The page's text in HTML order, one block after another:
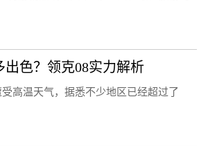
出色？领克08实力解析
高温天气，据悉不少地区已经超过了